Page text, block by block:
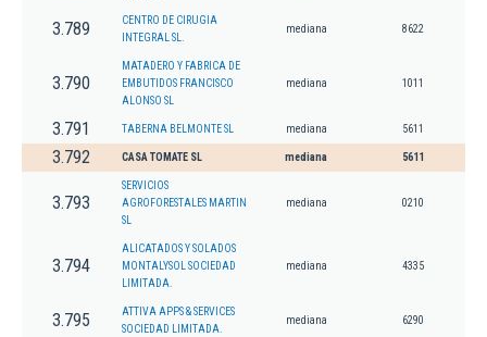
3.789
CENTRO DE CIRUGIA
INTEGRAL SL.
mediana 8622
3.790
MATADERO Y FABRICA DE
EMBUTIDOS FRANCISCO
ALONSO SL
mediana 1011
3.791 TABERNA BELMONTE SL mediana 5611
3.792 CASA TOMATE SL mediana 5611
3.793
SERVICIOS
AGROFORESTALES MARTIN
SL
mediana 0210
3.794
ALICATADOS Y SOLADOS
MONTALYSOL SOCIEDAD
LIMITADA.
mediana 4335
3.795
ATTIVA APPS & SERVICES
SOCIEDAD LIMITADA.
mediana 6290